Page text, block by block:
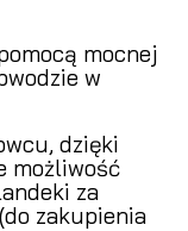
mocnej
w
dzięki
możliwość
za
zakupienia